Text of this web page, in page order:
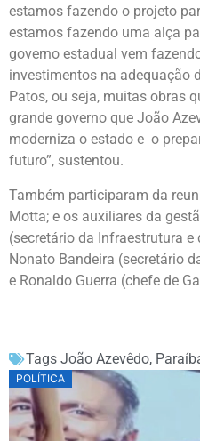
estamos fazendo o projeto
estamos fazendo uma alça
governo estadual vem
investimentos na adequação
Patos, ou seja, muitas obras
grande governo que João
moderniza o estado e o
futuro”, sustentou.
Também participaram da
Motta; e os auxiliares da
(secretário da Infraestrutura e
Nonato Bandeira (secretário
e Ronaldo Guerra (chefe de
Tags João Azevêdo,
POLÍTICA